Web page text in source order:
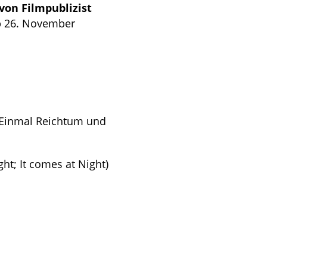
Filmpublizist
26. November
Reichtum und
It comes at Night)